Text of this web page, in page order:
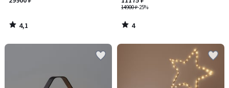
4,1
/
14900 ₽-25%
4
/